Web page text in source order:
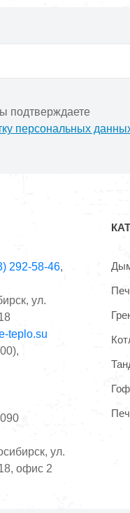
подтверждаете
персональных
292-58-46,
ул.
teplo.su
ул.
офис 2